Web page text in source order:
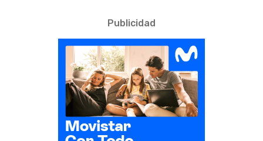
Publicidad